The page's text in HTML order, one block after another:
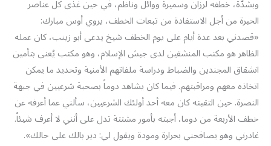
وبشدّة، خطفه لرزان وسميرة ووائل وناظم، في حين غذّى كل عناصر
الحيرة من أجل الاستفادة من تبعات الخطف، يروي أوس مبارك:
«قصدني بعد عدة أيام على يوم الخطف شيخ يدعى أبو زينب، كان عمله
الظاهر هو مكتب المنشقين لدى جيش الإسلام، وهو مكتب يُعنى بتأمين
انشقاق المجندين والضباط ودراسة ملفاتهم الأمنية وتحديد ما يمكن
اتخاذه معهم ومراقبتهم. فيما كان يشاهد دوماً بصحبة شرعيين في جبهة
النصرة. حين التقيته كان معه أحد أولئك الشرعيين، سألني عما أعرفه عن
خطف الأربعة من دوما، أجبته بأمور مشتتة تدل على أنني لا أعرف شيئاً.
غادرني وهو يصافحني بحرارة ومودة ويقول لي: دير بالك على حالك».